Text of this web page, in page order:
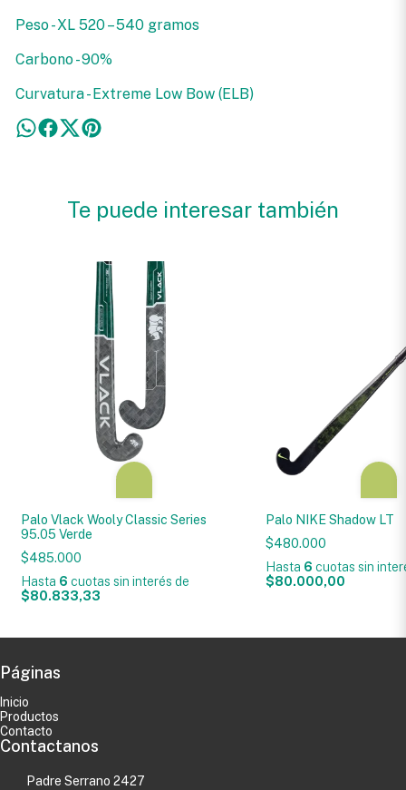
Peso - XL 520 – 540 gramos
Carbono - 90%
Curvatura - Extreme Low Bow (ELB)
Te puede interesar también
Palo Vlack Wooly Classic Series
95.05 Verde
$485.000
Hasta 6 cuotas sin interés de
$80.833,33
Palo NIKE Shadow LT
$480.000
Hasta 6 cuotas sin
$80.000,00
Páginas
Inicio
Productos
Contacto
Contactanos
Padre Serrano 2427